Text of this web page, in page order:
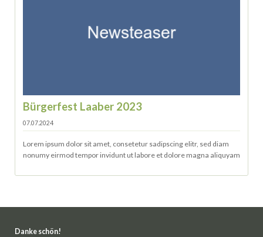
Bürgerfest Laaber 2023
07.07.2024
Lorem ipsum dolor sit amet, consetetur sadipscing elitr, sed diam
nonumy eirmod tempor invidunt ut labore et dolore magna aliquyam
Danke schön!